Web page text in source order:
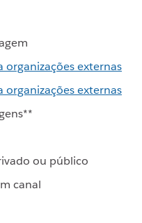
organizações externas
organizações externas
ou público
canal